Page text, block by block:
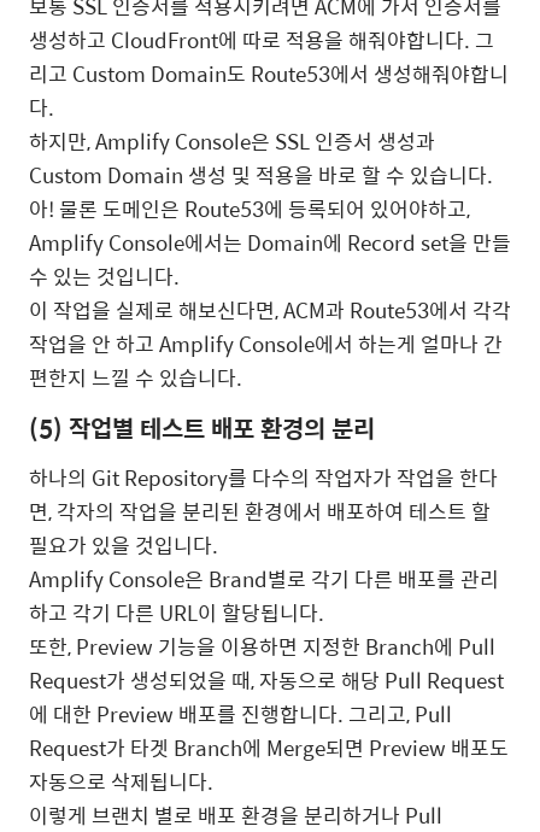
보통 SSL 인증서를 적용시키려면 ACM에 가서 인증서를
생성하고 CloudFront에 따로 적용을 해줘야합니다. 그
리고 Custom Domain도 Route53에서 생성해줘야합니
다.
하지만, Amplify Console은 SSL 인증서 생성과
Custom Domain 생성 및 적용을 바로 할 수 있습니다.
아! 물론 도메인은 Route53에 등록되어 있어야하고,
Amplify Console에서는 Domain에 Record set을 만들
수 있는 것입니다.
이 작업을 실제로 해보신다면, ACM과 Route53에서 각각
작업을 안 하고 Amplify Console에서 하는게 얼마나 간
편한지 느낄 수 있습니다.
(5) 작업별 테스트 배포 환경의 분리
하나의 Git Repository를 다수의 작업자가 작업을 한다
면, 각자의 작업을 분리된 환경에서 배포하여 테스트 할
필요가 있을 것입니다.
Amplify Console은 Brand별로 각기 다른 배포를 관리
하고 각기 다른 URL이 할당됩니다.
또한, Preview 기능을 이용하면 지정한 Branch에 Pull
Request가 생성되었을 때, 자동으로 해당 Pull Request
에 대한 Preview 배포를 진행합니다. 그리고, Pull
Request가 타겟 Branch에 Merge되면 Preview 배포도
자동으로 삭제됩니다.
이렇게 브랜치 별로 배포 환경을 분리하거나 Pull